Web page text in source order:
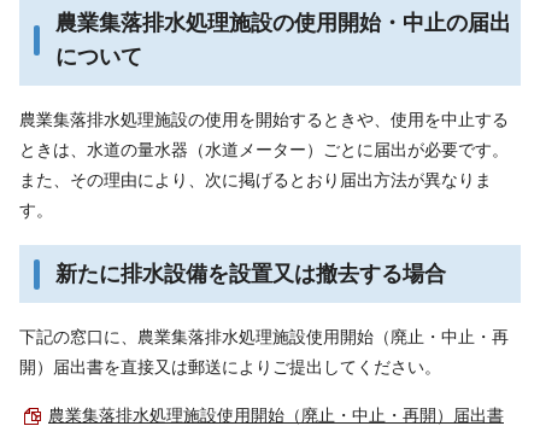
農業集落排水処理施設の使用開始・中止の届出
について
農業集落排水処理施設の使用を開始するときや、使用を中止する
ときは、水道の量水器（水道メーター）ごとに届出が必要です。
また、その理由により、次に掲げるとおり届出方法が異なりま
す。
新たに排水設備を設置又は撤去する場合
下記の窓口に、農業集落排水処理施設使用開始（廃止・中止・再
開）届出書を直接又は郵送によりご提出してください。
農業集落排水処理施設使用開始（廃止・中止・再開）届出書